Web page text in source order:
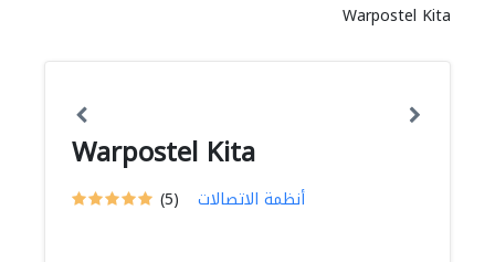
Warpostel Kita
Warpostel Kita
(5) أنظمة الاتصالات